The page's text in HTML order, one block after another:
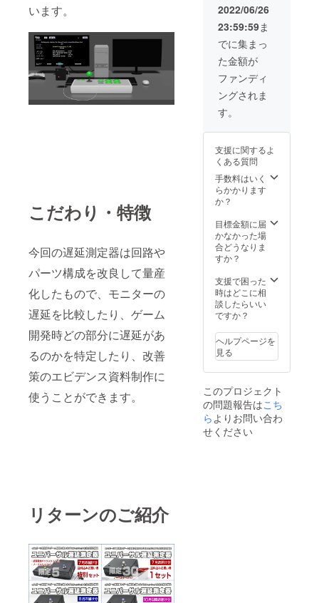
います。
こだわり・特徴
今回の遅延測定器は回路や
パーツ構成を改良して量産
化したもので、モニターの
遅延を比較したり、ゲーム
開発時どの部分に遅延があ
るのかを特定したり、改善
策のエビデンス資料制作に
使うことができます。
リターンのご紹介
2022/06/26
23:59:59ま
でに集まっ
た金額が
ファンディ
ングされま
す。
支援に関するよ
くある質問
手数料はいく
らかかります
か？
目標金額に届
かなかった場
合どうなりま
すか？
支援で困った
時はどこに相
談したらいい
ですか？
ヘルプページを
見る
このプロジェクト
の問題報告はこち
ら よりお問い合わ
せください